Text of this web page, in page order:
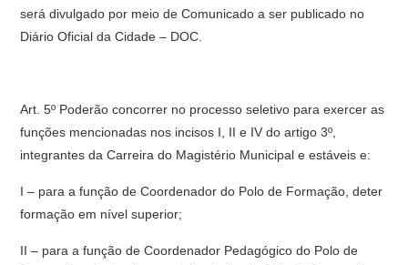
será divulgado por meio de Comunicado a ser publicado no
Diário Oficial da Cidade – DOC.
Art. 5º Poderão concorrer no processo seletivo para exercer as
funções mencionadas nos incisos I, II e IV do artigo 3º,
integrantes da Carreira do Magistério Municipal e estáveis e:
I – para a função de Coordenador do Polo de Formação, deter
formação em nível superior;
II – para a função de Coordenador Pedagógico do Polo de